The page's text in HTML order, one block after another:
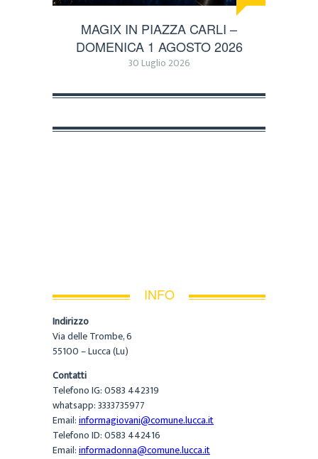
MAGIX IN PIAZZA CARLI –
DOMENICA 1 AGOSTO 2026
30 Luglio 2026
INFO
Indirizzo
Via delle Trombe, 6
55100 – Lucca (Lu)
Contatti
Telefono IG: 0583 442319
whatsapp: 3333735977
Email:informagiovani@comune.lucca.it
Telefono ID: 0583 442416
Email:informadonna@comune.lucca.it